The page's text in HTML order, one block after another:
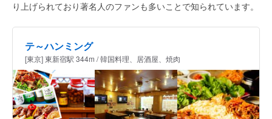
り上げられており著名人のファンも多いことで知られています。
テ～ハンミング
[東京] 東新宿駅 344m / 韓国料理、居酒屋、焼肉